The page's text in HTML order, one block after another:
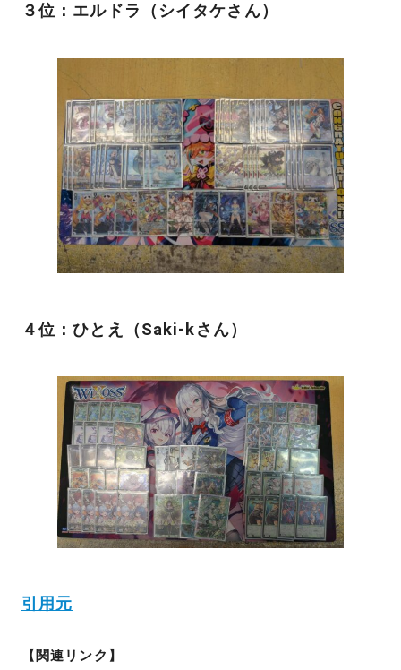
３位：エルドラ（シイタケさん）
４位：ひとえ（Saki-kさん）
引用元
【関連リンク】